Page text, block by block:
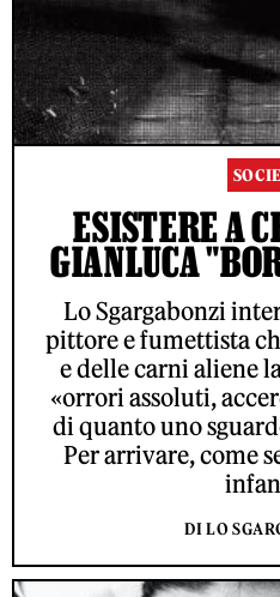
ESISTERE A
GIANLUCA
Lo Sgargabonzi
pittore e fumettista
e delle carni aliene
«orrori assoluti,
di quanto uno
Per arrivare, come
DI LO